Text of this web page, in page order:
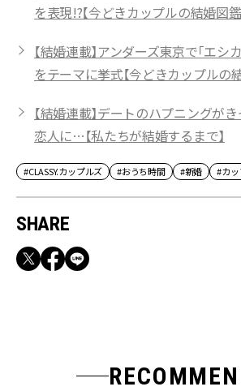
を表現!?【今どきカップルの結婚図鑑
【結婚連載】アンダーズ東京で「エシ
をテーマに挙式【今どきカップルの
【結婚連載】デートのハプニングが
恋人に…【私たちが結婚するまで】
#CLASSY.カップルズ #おうち時間 #新婚 #カ
SHARE